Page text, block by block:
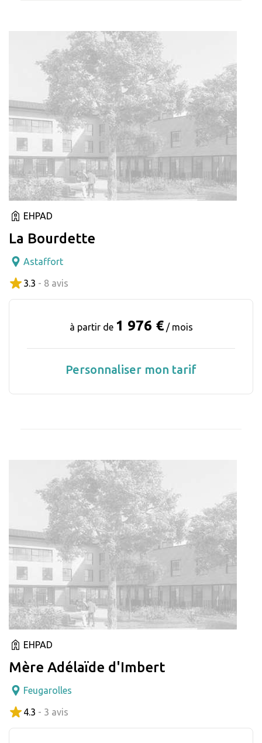
EHPAD
La Bourdette
Astaffort
3.3 - 8 avis
à partir de 1 976 € / mois
Personnaliser mon tarif
EHPAD
Mère Adélaïde d'Imbert
Feugarolles
4.3 - 3 avis